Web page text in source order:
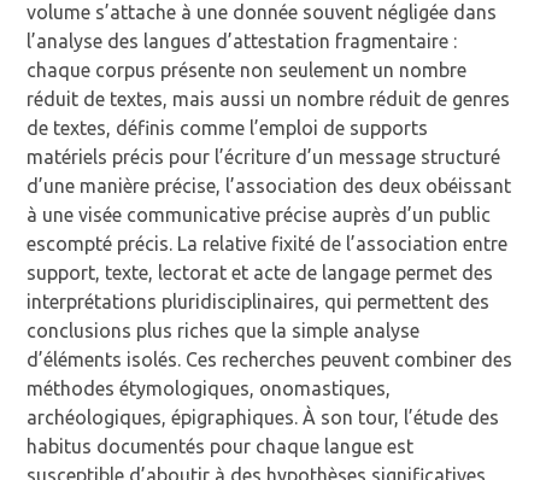
volume s’attache à une donnée souvent négligée dans
l’analyse des langues d’attestation fragmentaire :
chaque corpus présente non seulement un nombre
réduit de textes, mais aussi un nombre réduit de genres
de textes, définis comme l’emploi de supports
matériels précis pour l’écriture d’un message structuré
d’une manière précise, l’association des deux obéissant
à une visée communicative précise auprès d’un public
escompté précis. La relative fixité de l’association entre
support, texte, lectorat et acte de langage permet des
interprétations pluridisciplinaires, qui permettent des
conclusions plus riches que la simple analyse
d’éléments isolés. Ces recherches peuvent combiner des
méthodes étymologiques, onomastiques,
archéologiques, épigraphiques. À son tour, l’étude des
habitus documentés pour chaque langue est
susceptible d’aboutir à des hypothèses significatives